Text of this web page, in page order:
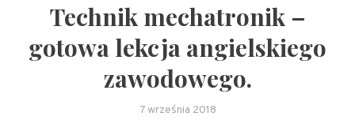
Technik mechatronik –
gotowa lekcja angielskiego
zawodowego.
7 września 2018